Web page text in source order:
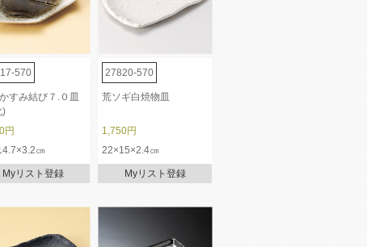
570 27820-570
すみ結び７.０皿
)
荒ソギ白焼物皿
円
1,750円
㎝ 22×15×2.4㎝
Myリスト登録 Myリスト登録